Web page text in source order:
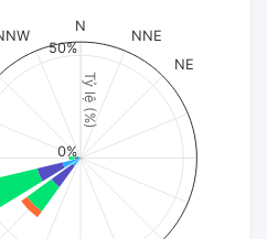
Tỷ lệ (%)
N
NNE
NE
0%
50%